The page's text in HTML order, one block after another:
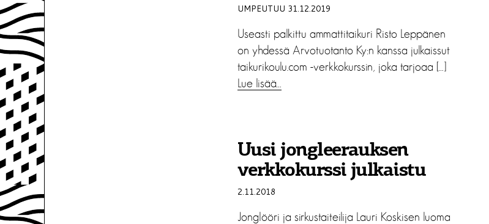
UMPEUTUU 31.12.2019
Useasti palkittu ammattitaikuri Risto Leppänen
on yhdessä Arvotuotanto Ky:n kanssa julkaissut
taikurikoulu.com -verkkokurssin, joka tarjoaa […]
Lue lisää…
Uusi jongleerauksen
verkkokurssi julkaistu
2.11.2018
Jonglööri ja sirkustaiteilija Lauri Koskisen luoma